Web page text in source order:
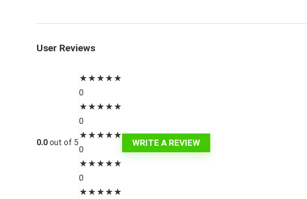
User Reviews
0.0 out of 5
★ ★ ★ ★ ★
0
★ ★ ★ ★ ★
0
★ ★ ★ ★ ★
0
★ ★ ★ ★ ★
0
★ ★ ★ ★ ★
WRITE A REVIEW